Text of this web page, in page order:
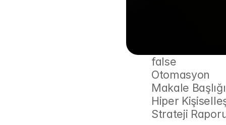
false
Otomasyon
Makale
Hiper
Strateji